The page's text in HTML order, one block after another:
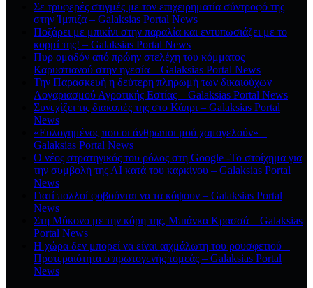
Σε τρυφερές στιγμές με τον επιχειρηματία σύντροφό της
στην Ίμπιζα – Galaksias Portal News
Ποζάρει με μπικίνι στην παραλία και εντυπωσιάζει με το
κορμί της! – Galaksias Portal News
Πυρ ομαδόν από πρώην στελέχη του κόμματος
Καρυστιανού στην ηγεσία – Galaksias Portal News
Την Παρασκευή η δεύτερη πληρωμή των δικαιούχων
Λογαριασμού Αγροτικής Εστίας – Galaksias Portal News
Συνεχίζει τις διακοπές της στο Κάπρι – Galaksias Portal
News
«Ευλογημένος που οι άνθρωποι μού χαμογελούν» –
Galaksias Portal News
O νέος στρατηγικός του ρόλος στη Google -Το στοίχημα για
την συμβολή της ΑΙ κατά του καρκίνου – Galaksias Portal
News
Γιατί πολλοί φοβούνται να τα κόψουν – Galaksias Portal
News
Στη Μύκονο με την κόρη της, Μπιάνκα Κρασσά – Galaksias
Portal News
Η χώρα δεν μπορεί να είναι αιχμάλωτη του ρουσφετιού –
Προτεραιότητα ο πρωτογενής τομεάς – Galaksias Portal
News